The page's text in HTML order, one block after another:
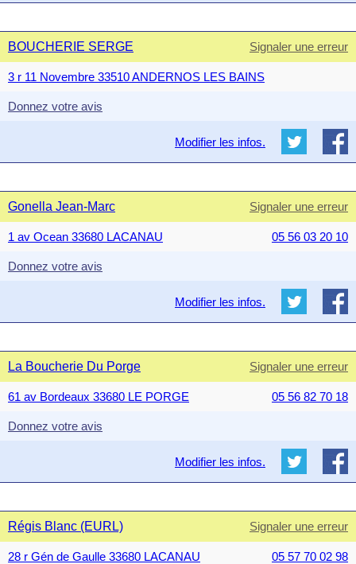
BOUCHERIE SERGE Signaler une erreur
3 r 11 Novembre 33510 ANDERNOS LES BAINS
Donnez votre avis
Modifier les infos.
Gonella Jean-Marc Signaler une erreur
1 av Ocean 33680 LACANAU 05 56 03 20 10
Donnez votre avis
Modifier les infos.
La Boucherie Du Porge Signaler une erreur
61 av Bordeaux 33680 LE PORGE 05 56 82 70 18
Donnez votre avis
Modifier les infos.
Régis Blanc (EURL) Signaler une erreur
28 r Gén de Gaulle 33680 LACANAU 05 57 70 02 98